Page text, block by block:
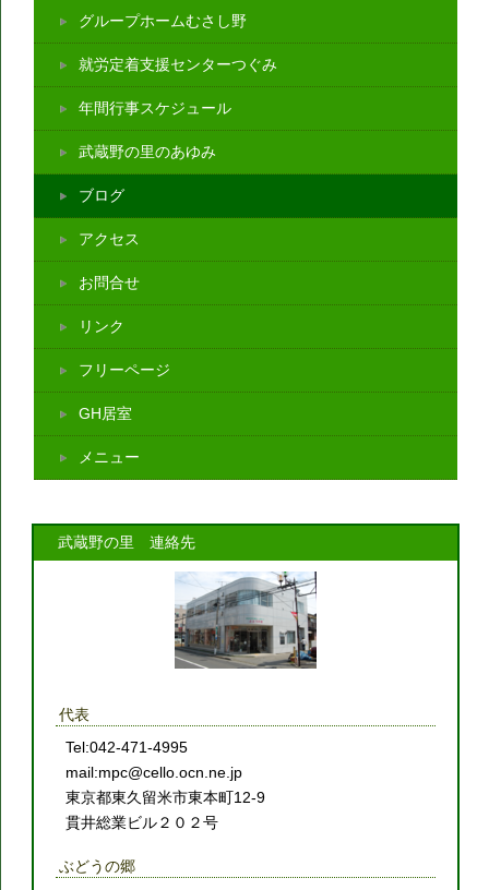
グループホームむさし野
就労定着支援センターつぐみ
年間行事スケジュール
武蔵野の里のあゆみ
ブログ
アクセス
お問合せ
リンク
フリーページ
GH居室
メニュー
武蔵野の里 連絡先
代表
Tel:042-471-4995
mail:mpc@cello.ocn.ne.jp
東京都東久留米市東本町12-9
貫井総業ビル２０２号
ぶどうの郷